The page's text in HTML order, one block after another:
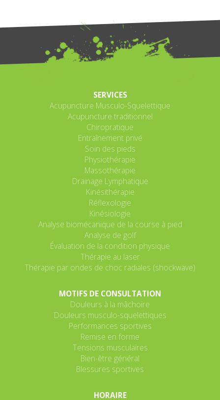
SERVICES
Acupuncture Musculo-Squelettique
Acupuncture traditionnel
Chiropratique
Entraînement privé
Soin des pieds
Physiothérapie
Massothérapie
Drainage Lymphatique
Kinésithérapie
Réflexologie
Kinésiologie
Analyse biomécanique de la course à pied
Analyse de golf
Évaluation de la condition physique
Thérapie au laser
Thérapie par ondes de choc radiales (shockwave)
MOTIFS DE CONSULTATION
Douleurs à la mâchoire
Douleurs musculo-squelettiques
Performances sportives
Remise en forme
Tensions musculaires
Bien-être général
Blessures sportives
HORAIRE